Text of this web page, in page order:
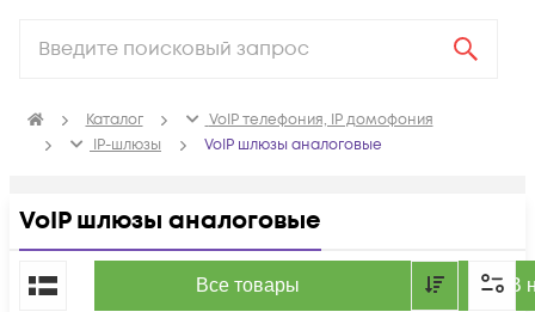
Каталог
VoIP телефония, IP домофония
IP-шлюзы
VoIP шлюзы аналоговые
VoIP шлюзы аналоговые
Все товары В
По популярности